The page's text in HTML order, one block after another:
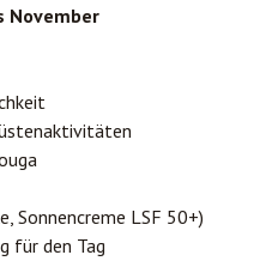
November
Sonnencreme LSF 50+)
für den Tag